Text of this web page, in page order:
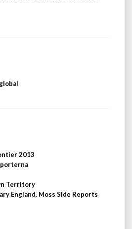
2013
Territory
England, Moss Side Reports